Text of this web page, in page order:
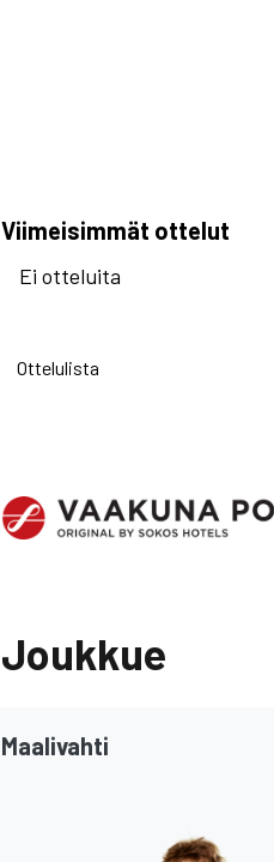
Viimeisimmät ottelut
Ei otteluita
Ottelulista
Joukkue
Maalivahti